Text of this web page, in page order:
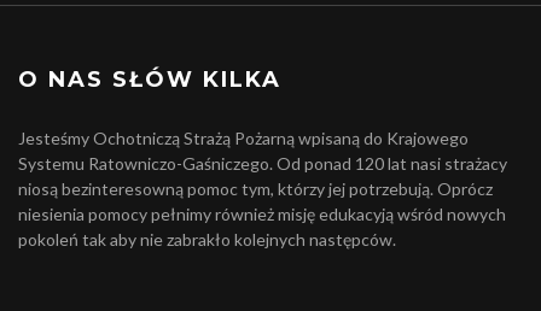
O NAS SŁÓW KILKA
Jesteśmy Ochotniczą Strażą Pożarną wpisaną do Krajowego
Systemu Ratowniczo-Gaśniczego. Od ponad 120 lat nasi strażacy
niosą bezinteresowną pomoc tym, którzy jej potrzebują. Oprócz
niesienia pomocy pełnimy również misję edukacyją wśród nowych
pokoleń tak aby nie zabrakło kolejnych następców.